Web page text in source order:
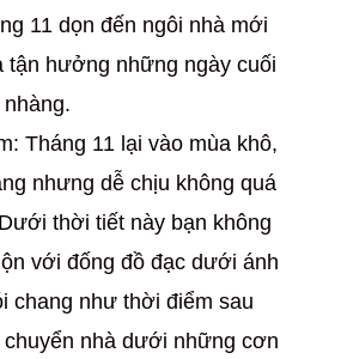
11 dọn đến ngôi nhà mới
tận hưởng những ngày cuối
Tháng 11 lại vào mùa khô,
nhưng dễ chịu không quá
thời tiết này bạn không
với đống đồ đạc dưới ánh
chang như thời điểm sau
chuyển nhà dưới những cơn